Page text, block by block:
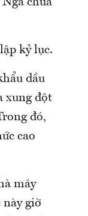
chưa
kỷ lục.
dầu
xung đột
đó,
cao
máy
này giờ